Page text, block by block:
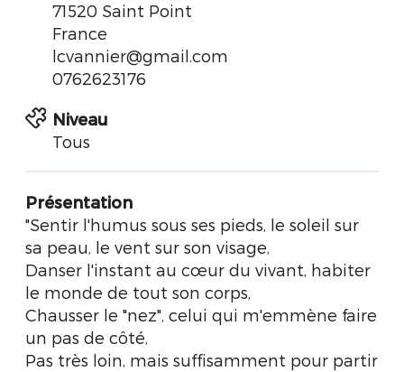
71520 Saint Point
France
lcvannier@gmail.com
0762623176
Niveau
Tous
Présentation
"Sentir l'humus sous ses pieds, le soleil sur
sa peau, le vent sur son visage,
Danser l'instant au cœur du vivant, habiter
le monde de tout son corps,
Chausser le "nez", celui qui m'emmène faire
un pas de côté,
Pas très loin, mais suffisamment pour partir